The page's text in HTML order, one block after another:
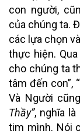
con người,
của chúng ta.
các lựa chọn
thực hiện.
cho chúng ta
tâm đến con”,
Và Người
Thầy”, nghĩa
tim mình. Nói